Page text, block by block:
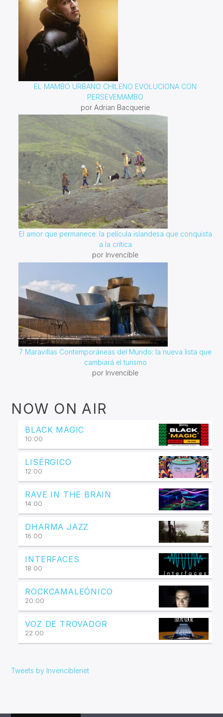
EL MAMBO URBANO CHILENO EVOLUCIONA CON
PERSEVEMAMBO
por Adrian Bacquerie
El amor que permanece: la película islandesa que conquista
a la crítica
por Invencible
7 Maravillas Contemporáneas del Mundo: la nueva lista que
cambiará el turismo
por Invencible
NOW ON AIR
BLACK MAGIC
10:00
LISÉRGICO
12:00
RAVE IN THE BRAIN
14:00
DHARMA JAZZ
16:00
INTERFACES
18:00
ROCKCAMALEÓNICO
20:00
VOZ DE TROVADOR
22:00
Tweets by Invenciblenet